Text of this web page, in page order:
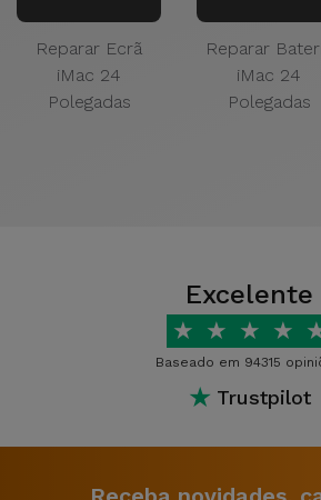
Reparar Ecrã
iMac 24
Polegadas
Reparar
iMac 24
Polegadas
Excelente
★ ★ ★ ★
Baseado em 94315
★ Trustpilot